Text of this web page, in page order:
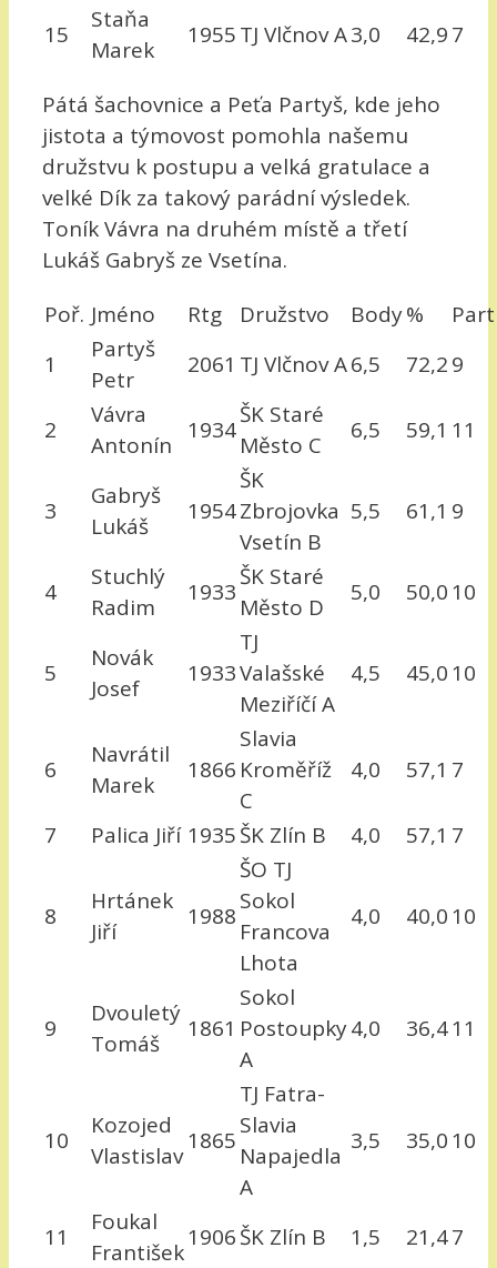
15
Staňa
Marek
1955TJ Vlčnov A3,0 42,97
Pátá šachovnice a Peťa Partyš, kde jeho
jistota a týmovost pomohla našemu
družstvu k postupu a velká gratulace a
velké Dík za takový parádní výsledek.
Toník Vávra na druhém místě a třetí
Lukáš Gabryš ze Vsetína.
Poř. Jméno Rtg Družstvo Body%
1
Partyš
Petr
2061 TJ Vlčnov A6,5 72,29
2
Vávra
Antonín
1934
ŠK Staré
Město C
6,5 59,1 11
3
Gabryš
Lukáš
1954
ŠK
Zbrojovka
Vsetín B
5,5 61,1 9
4
Stuchlý
Radim
1933
ŠK Staré
Město D
5,0 50,010
5
Novák
Josef
1933
TJ
Valašské
Meziříčí A
4,5 45,010
6
Navrátil
Marek
1866
Slavia
Kroměříž
C
4,0 57,1 7
7 Palica Jiří 1935ŠK Zlín B 4,0 57,1 7
8
Hrtánek
Jiří
1988
ŠO TJ
Sokol
Francova
Lhota
4,0 40,010
9
Dvouletý
Tomáš
1861
Sokol
Postoupky
A
4,0 36,411
10
Kozojed
Vlastislav
1865
TJ Fatra-
Slavia
Napajedla
A
3,5 35,010
11
Foukal
František
1906ŠK Zlín B 1,5 21,47